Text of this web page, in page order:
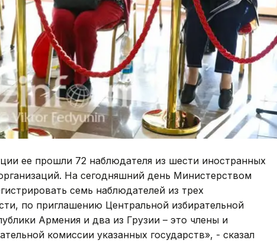
ее прошли 72 наблюдателя из шести иностранных
На сегодняшний день Министерством
семь наблюдателей из трех
по приглашению Центральной избирательной
Армения и два из Грузии – это члены и
комиссии указанных государств», - сказал